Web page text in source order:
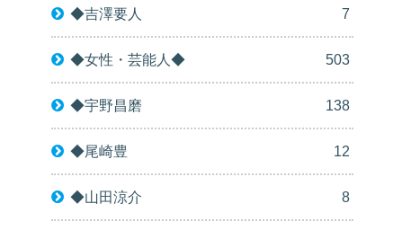
◆吉澤要人 7
◆女性・芸能人◆ 503
◆宇野昌磨 138
◆尾崎豊 12
◆山田涼介 8